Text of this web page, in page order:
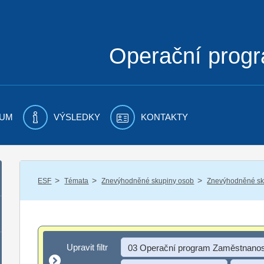
Operační
VÝSLEDKY KONTAKTY
ESF / Témata / Znevýhodněné skupiny osob / Znevýhodněné
Upravit filtr
Upravit filtr 03 Operační program